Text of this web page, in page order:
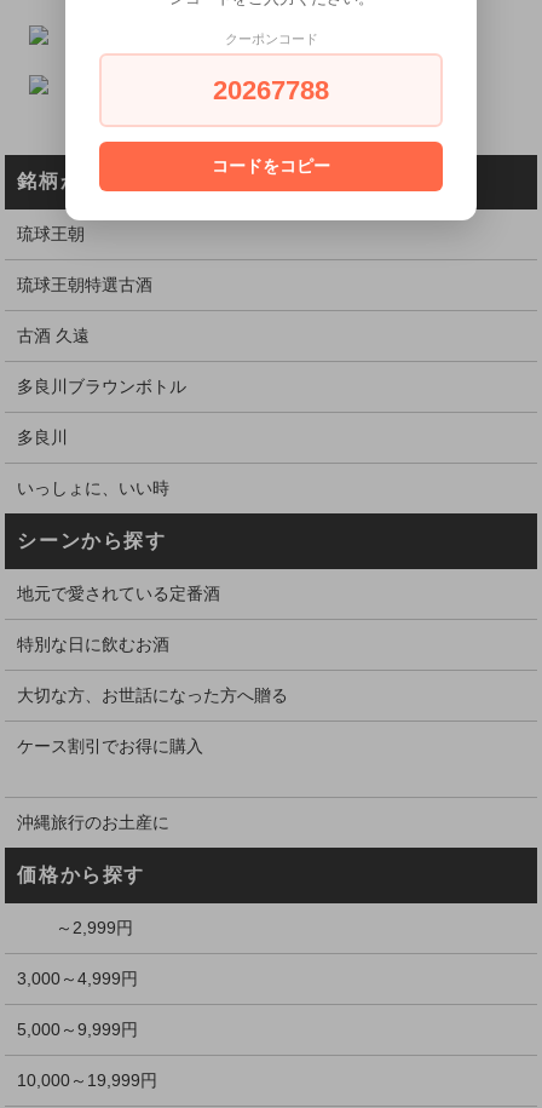
銘柄から探す
琉球王朝
琉球王朝特選古酒
古酒 久遠
多良川ブラウンボトル
多良川
いっしょに、いい時
シーンから探す
地元で愛されている定番酒
特別な日に飲むお酒
大切な方、お世話になった方へ贈る
ケース割引でお得に購入
沖縄旅行のお土産に
価格から探す
～2,999円
3,000～4,999円
5,000～9,999円
10,000～19,999円
クーポンコード
20267788
コードをコピー